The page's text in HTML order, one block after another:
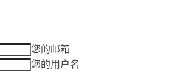
您的邮箱
您的用户名